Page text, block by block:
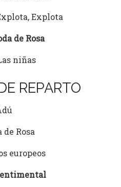
Explota
de Rosa
niñas
REPARTO
de Rosa
europeos